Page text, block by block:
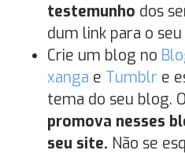
testemunho dos
dum link para o
Crie um blog no
xanga e Tumblr e
tema do seu blog.
promova nesses
seu site. Não se